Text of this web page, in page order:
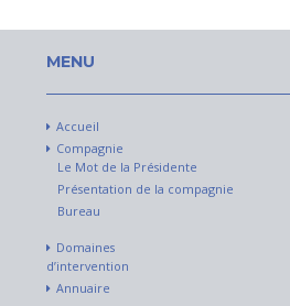
MENU
Accueil
Compagnie
Le Mot de la Présidente
Présentation de la compagnie
Bureau
Domaines
d’intervention
Annuaire